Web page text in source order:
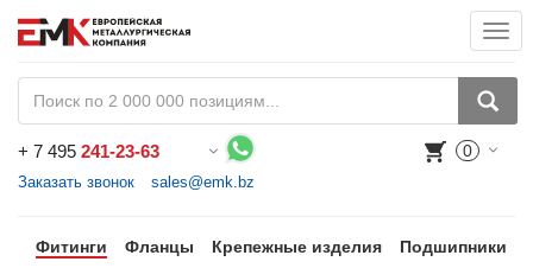
+ 7 495 241-23-63
Заказать звонок sales@emk.bz
0
Фитинги Фланцы Крепежные изделия Подшипники